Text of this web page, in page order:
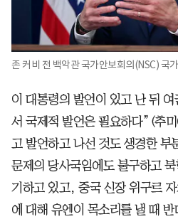
존 커비 전 백악관 국가안보회의(NSC) 국
이 대통령의 발언이 있고 난 뒤
서 국제적 발언은 필요하다”(추
고 발언하고 나선 것도 생경한 부
문제의 당사국임에도 불구하고
기하고 있고, 중국 신장 위구르
에 대해 유엔이 목소리를 낼 때 반